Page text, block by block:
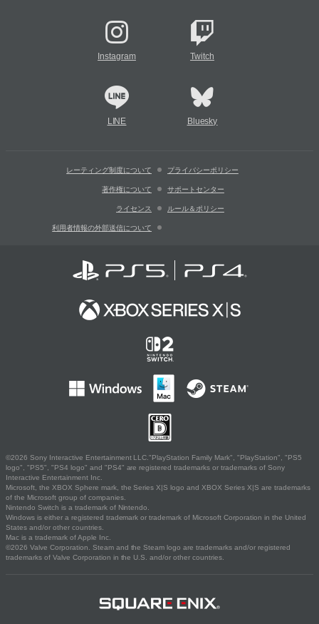
Instagram Twitch
LINE Bluesky
レーティング制度について プライバシーポリシー
著作権について サポートセンター
ライセンス ルール＆ポリシー
利用者情報の外部送信について
©2026 Sony Interactive Entertainment LLC."PlayStation Family Mark", "PlayStation", "PS5
logo", "PS5", "PS4 logo" and "PS4" are registered trademarks or trademarks of Sony
Interactive Entertainment Inc.
Microsoft, the XBOX Sphere mark, the Series X|S logo and XBOX Series X|S are trademarks
of the Microsoft group of companies.
Nintendo Switch is a trademark of Nintendo.
Windows is either a registered trademark or trademark of Microsoft Corporation in the United
States and/or other countries.
Mac is a trademark of Apple Inc.
©2026 Valve Corporation. Steam and the Steam logo are trademarks and/or registered
trademarks of Valve Corporation in the U.S. and/or other countries.